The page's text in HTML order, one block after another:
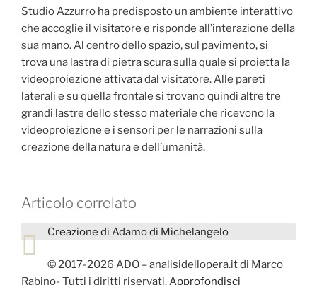
Studio Azzurro ha predisposto un ambiente interattivo
che accoglie il visitatore e risponde all’interazione della
sua mano. Al centro dello spazio, sul pavimento, si
trova una lastra di pietra scura sulla quale si proietta la
videoproiezione attivata dal visitatore. Alle pareti
laterali e su quella frontale si trovano quindi altre tre
grandi lastre dello stesso materiale che ricevono la
videoproiezione e i sensori per le narrazioni sulla
creazione della natura e dell’umanità.
Articolo correlato
Creazione di Adamo di Michelangelo
© 2017-2026 ADO – analisidellopera.it di Marco
Rabino- Tutti i diritti riservati.Approfondisci